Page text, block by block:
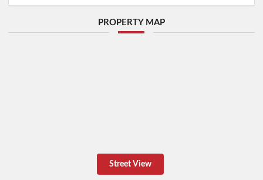
PROPERTY MAP
Street View